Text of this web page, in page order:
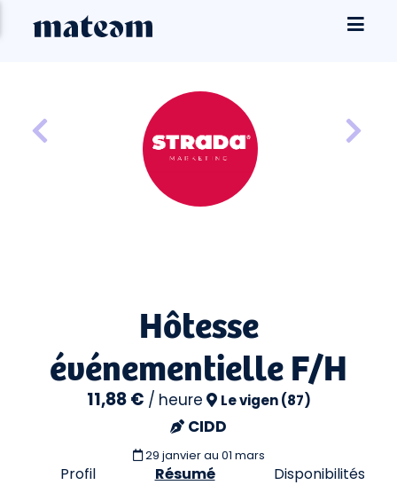
Hôtesse
événementielle F/H
11,88 € / heure Le vigen (87)
CIDD
29 janvierau 01 mars
Profil Résumé Disponibilités